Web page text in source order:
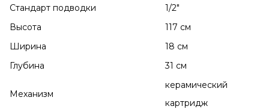
Стандарт подводки
1/2"
Высота
117 см
Ширина
18 см
Глубина
31 см
Механизм
керамический
картридж